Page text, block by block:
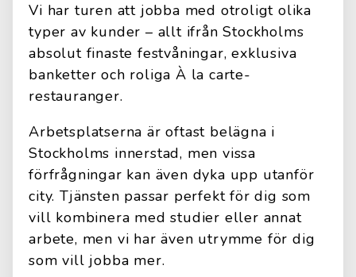
Vi har turen att jobba med otroligt olika
typer av kunder – allt ifrån Stockholms
absolut finaste festvåningar, exklusiva
banketter och roliga À la carte-
restauranger.
Arbetsplatserna är oftast belägna i
Stockholms innerstad, men vissa
förfrågningar kan även dyka upp utanför
city. Tjänsten passar perfekt för dig som
vill kombinera med studier eller annat
arbete, men vi har även utrymme för dig
som vill jobba mer.